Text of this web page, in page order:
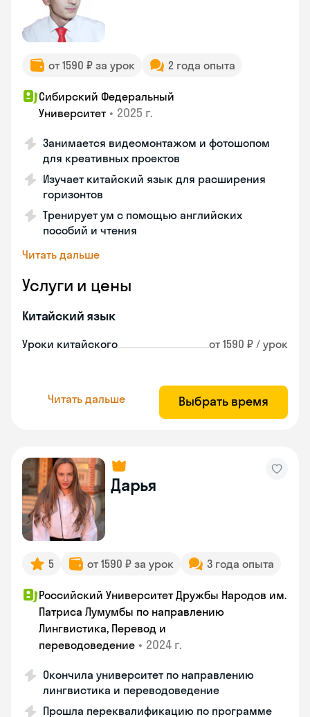
от 1590 ₽ за урок 2 года опыта
Сибирский Федеральный
Университет • 2025 г.
Занимается видеомонтажом и фотошопом
для креативных проектов
Изучает китайский язык для расширения
горизонтов
Тренирует ум с помощью английских
пособий и чтения
Читать дальше
Услуги и цены
Китайский язык
Уроки китайского от 1590 ₽ / урок
Читать дальше Выбрать время
Дарья
5 от 1590 ₽ за урок 3 года опыта
Российский Университет Дружбы Народов им.
Патриса Лумумбы по направлению
Лингвистика, Перевод и
переводоведение • 2024 г.
Окончила университет по направлению
лингвистика и переводоведение
Прошла переквалификацию по программе